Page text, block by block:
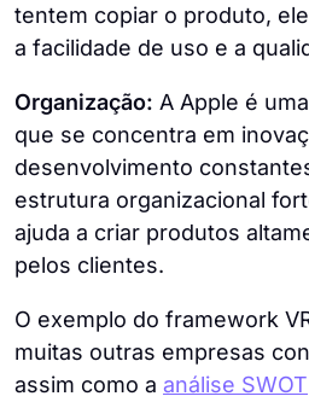
tentem copiar o produto,
a facilidade de uso e a
Organização: A Apple é
que se concentra em
desenvolvimento
estrutura organizacional
ajuda a criar produtos
pelos clientes.
O exemplo do framework
muitas outras empresas
assim como a análise SWOT